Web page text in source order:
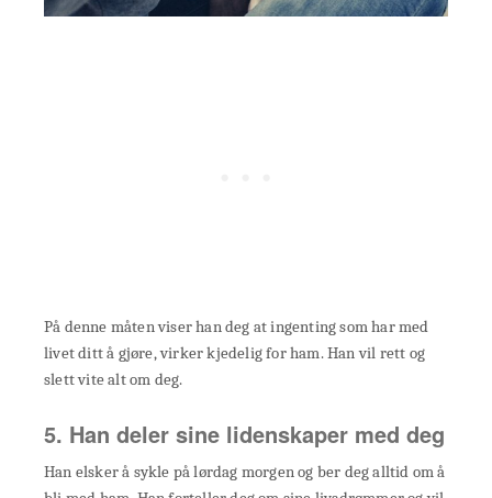
På denne måten viser han deg at ingenting som har med
livet ditt å gjøre, virker kjedelig for ham. Han vil rett og
slett vite alt om deg.
5. Han deler sine lidenskaper med deg
Han elsker å sykle på lørdag morgen og ber deg alltid om å